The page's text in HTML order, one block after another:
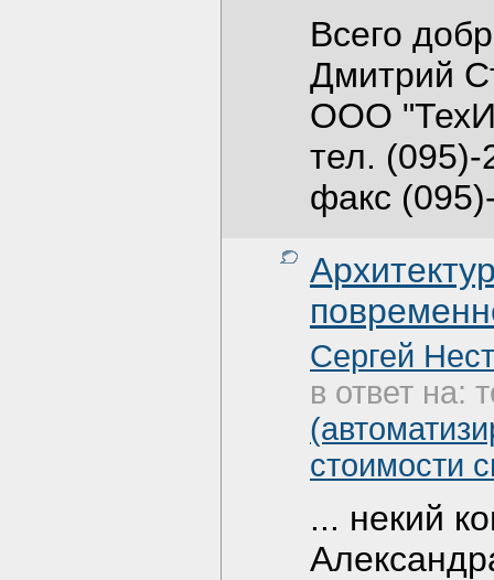
Всего
Дмитрий
ООО
тел.
факс
Сергей
в ответ на:
стоимости
... некий